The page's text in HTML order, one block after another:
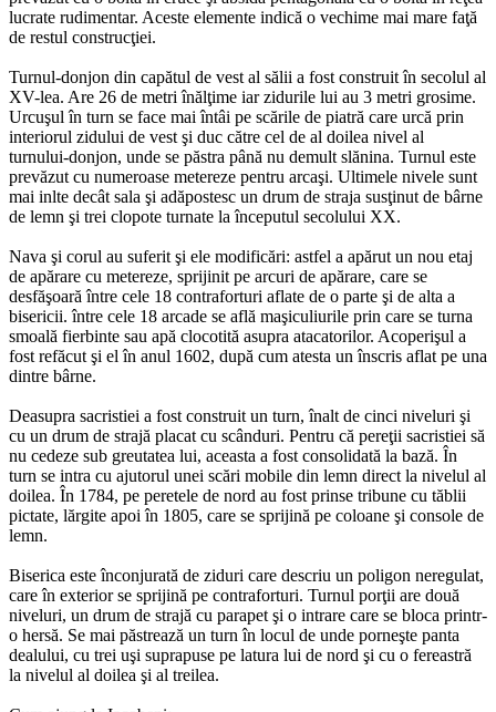
lucrate rudimentar. Aceste elemente indică o vechime mai mare faţă
de restul construcţiei.
Turnul-donjon din capătul de vest al sălii a fost construit în secolul al
XV-lea. Are 26 de metri înălţime iar zidurile lui au 3 metri grosime.
Urcuşul în turn se face mai întâi pe scările de piatră care urcă prin
interiorul zidului de vest şi duc către cel de al doilea nivel al
turnului-donjon, unde se păstra până nu demult slănina. Turnul este
prevăzut cu numeroase metereze pentru arcaşi. Ultimele nivele sunt
mai inlte decât sala şi adăpostesc un drum de straja susţinut de bârne
de lemn şi trei clopote turnate la începutul secolului XX.
Nava şi corul au suferit şi ele modificări: astfel a apărut un nou etaj
de apărare cu metereze, sprijinit pe arcuri de apărare, care se
desfăşoară între cele 18 contraforturi aflate de o parte şi de alta a
bisericii. între cele 18 arcade se află maşiculiurile prin care se turna
smoală fierbinte sau apă clocotită asupra atacatorilor. Acoperişul a
fost refăcut şi el în anul 1602, după cum atesta un înscris aflat pe una
dintre bârne.
Deasupra sacristiei a fost construit un turn, înalt de cinci niveluri şi
cu un drum de strajă placat cu scânduri. Pentru că pereţii sacristiei să
nu cedeze sub greutatea lui, aceasta a fost consolidată la bază. În
turn se intra cu ajutorul unei scări mobile din lemn direct la nivelul al
doilea. În 1784, pe peretele de nord au fost prinse tribune cu tăblii
pictate, lărgite apoi în 1805, care se sprijină pe coloane şi console de
lemn.
Biserica este înconjurată de ziduri care descriu un poligon neregulat,
care în exterior se sprijină pe contraforturi. Turnul porţii are două
niveluri, un drum de strajă cu parapet şi o intrare care se bloca printr-
o hersă. Se mai păstrează un turn în locul de unde porneşte panta
dealului, cu trei uşi suprapuse pe latura lui de nord şi cu o fereastră
la nivelul al doilea şi al treilea.